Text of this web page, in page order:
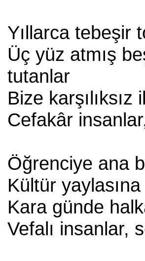
Yıllarca tebeşir
Üç yüz atmış
tutanlar
Bize
Cefakâr
Öğrenciye ana
Kültür
Kara günde
Vefalı insanlar,